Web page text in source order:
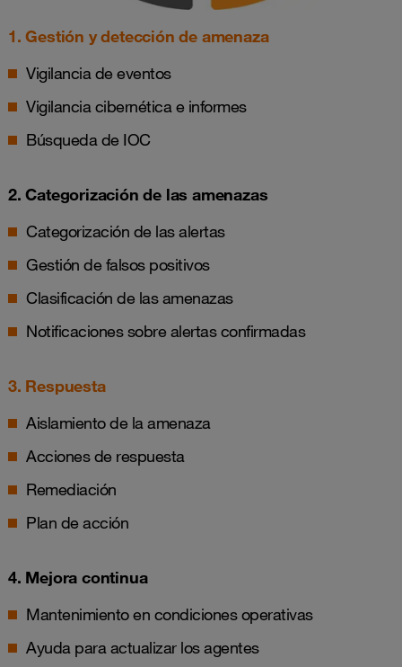
1. Gestión y detección de amenaza
Vigilancia de eventos
Vigilancia cibernética e informes
Búsqueda de IOC
2. Categorización de las amenazas
Categorización de las alertas
Gestión de falsos positivos
Clasificación de las amenazas
Notificaciones sobre alertas confirmadas
3. Respuesta
Aislamiento de la amenaza
Acciones de respuesta
Remediación
Plan de acción
4. Mejora continua
Mantenimiento en condiciones operativas
Ayuda para actualizar los agentes